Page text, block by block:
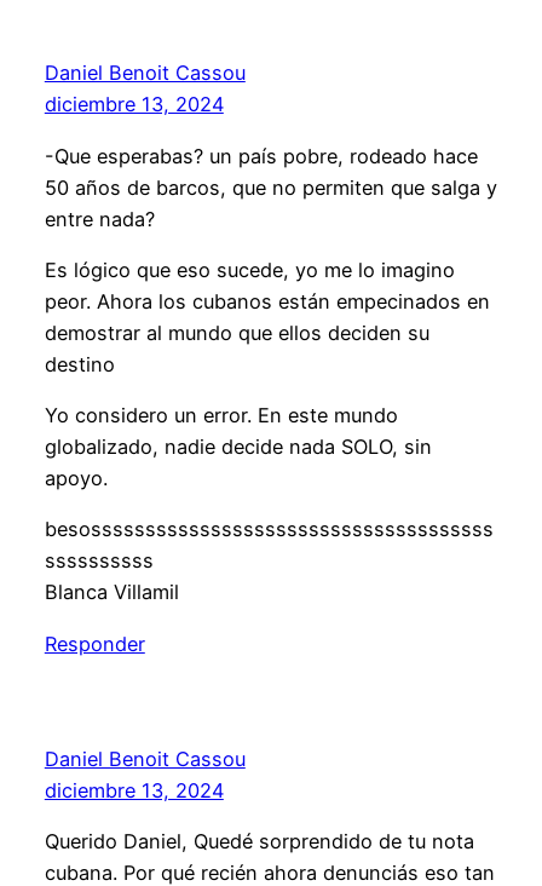
Daniel Benoit Cassou
diciembre 13, 2024
-Que esperabas? un país pobre, rodeado hace
50 años de barcos, que no permiten que salga y
entre nada?
Es lógico que eso sucede, yo me lo imagino
peor. Ahora los cubanos están empecinados en
demostrar al mundo que ellos deciden su
destino
Yo considero un error. En este mundo
globalizado, nadie decide nada SOLO, sin
apoyo.
besosssssssssssssssssssssssssssssssssssss
ssssssssss
Blanca Villamil
Responder
Daniel Benoit Cassou
diciembre 13, 2024
Querido Daniel, Quedé sorprendido de tu nota
cubana. Por qué recién ahora denunciás eso tan